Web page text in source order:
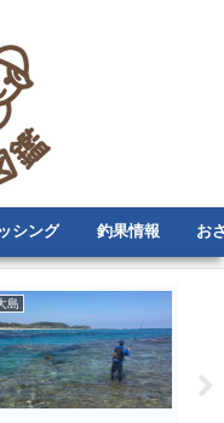
シング 釣果情報 お
島